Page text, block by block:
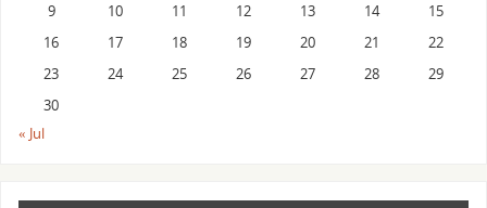
9
10 11 12 13 14
15
16
17 18 19 20 21
22
23
24 25 26 27 28
29
30
« Jul